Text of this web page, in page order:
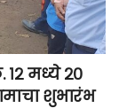
१२ मध्ये २०
शुभारंभ